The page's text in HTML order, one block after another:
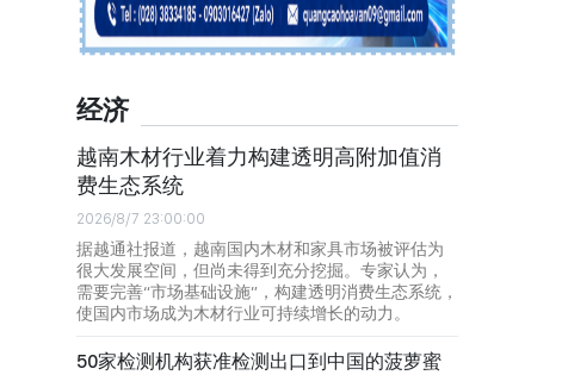
经济
越南木材行业着力构建透明高附加值消
费生态系统
2026/8/7 23:00:00
据越通社报道，越南国内木材和家具市场被评估为
很大发展空间，但尚未得到充分挖掘。专家认为，
需要完善“市场基础设施”，构建透明消费生态系统，
使国内市场成为木材行业可持续增长的动力。
50家检测机构获准检测出口到中国的菠萝蜜